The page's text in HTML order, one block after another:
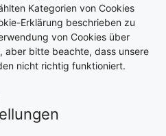
Kategorien von Cookies
Erklärung beschrieben zu
von Cookies über
aber bitte beachte, dass unsere
nicht richtig funktioniert.